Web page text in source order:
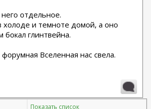
отдельное.
холоде и темноте домой, а оно
бокал глинтвейна.
Вселенная нас свела.
Показать список